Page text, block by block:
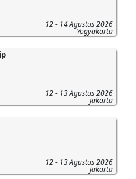
12 - 14 Agustus 2026
Yogyakarta
12 - 13 Agustus 2026
Jakarta
12 - 13 Agustus 2026
Jakarta